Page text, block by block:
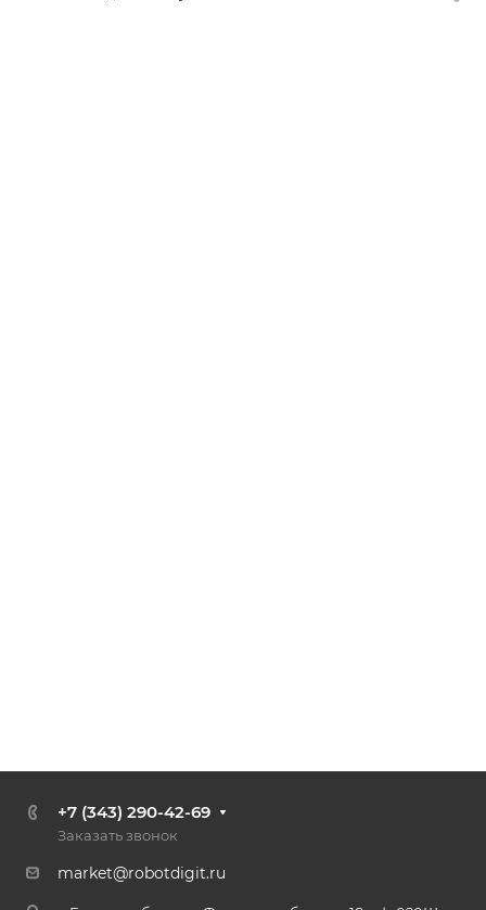
+7 (343) 290-42-69
Заказать звонок
market@robotdigit.ru